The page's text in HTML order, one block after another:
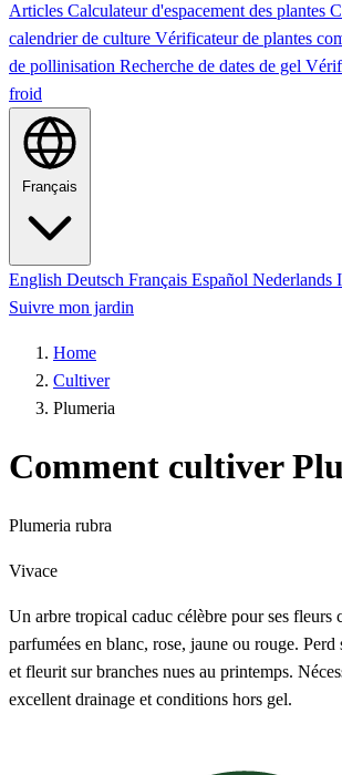
Articles Calculateur d'espacement des plantes
calendrier de culture Vérificateur de plantes
de pollinisation Recherche de dates de gel
froid
Français
English Deutsch Français Español Nederlands
Suivre mon jardin
Home
Cultiver
Plumeria
Comment cultiver
Plumeria rubra
Vivace
Un arbre tropical caduc célèbre pour ses fleurs
parfumées en blanc, rose, jaune ou rouge.
et fleurit sur branches nues au printemps.
excellent drainage et conditions hors gel.